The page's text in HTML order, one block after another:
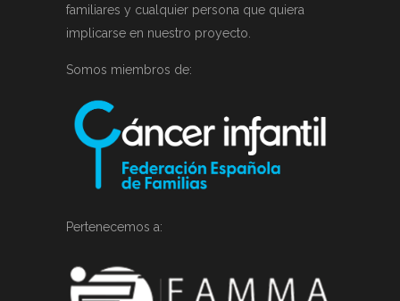
familiares y cualquier persona que quiera
implicarse en nuestro proyecto.
Somos miembros de:
Pertenecemos a: